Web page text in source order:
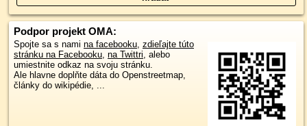
Podpor projekt OMA:
Spojte sa s nami na facebooku, zdieľajte túto
stránku na Facebooku, na Twittri, alebo
umiestnite odkaz na svoju stránku.
Ale hlavne doplňte dáta do Openstreetmap,
články do wikipédie, ...